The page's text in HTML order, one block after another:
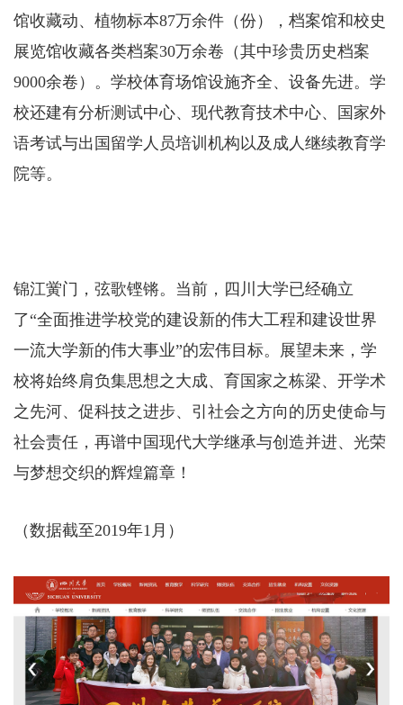
馆收藏动、植物标本87万余件（份），档案馆和校史
展览馆收藏各类档案30万余卷（其中珍贵历史档案
9000余卷）。学校体育场馆设施齐全、设备先进。学
校还建有分析测试中心、现代教育技术中心、国家外
语考试与出国留学人员培训机构以及成人继续教育学
院等。
锦江黉门，弦歌铿锵。当前，四川大学已经确立
了“全面推进学校党的建设新的伟大工程和建设世界
一流大学新的伟大事业”的宏伟目标。展望未来，学
校将始终肩负集思想之大成、育国家之栋梁、开学术
之先河、促科技之进步、引社会之方向的历史使命与
社会责任，再谱中国现代大学继承与创造并进、光荣
与梦想交织的辉煌篇章！
（数据截至2019年1月）